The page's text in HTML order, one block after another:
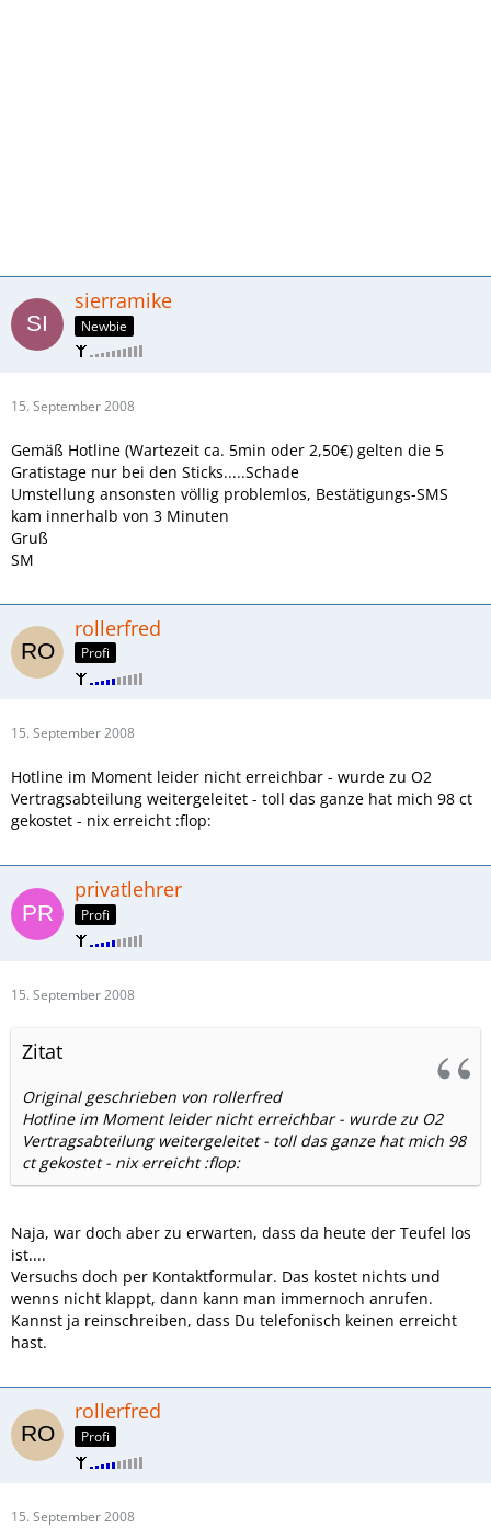
sierramike
Newbie
15. September 2008
Gemäß Hotline (Wartezeit ca. 5min oder 2,50€) gelten die 5
Gratistage nur bei den Sticks.....Schade
Umstellung ansonsten völlig problemlos, Bestätigungs-SMS
kam innerhalb von 3 Minuten
Gruß
SM
rollerfred
Profi
15. September 2008
Hotline im Moment leider nicht erreichbar - wurde zu O2
Vertragsabteilung weitergeleitet - toll das ganze hat mich 98 ct
gekostet - nix erreicht :flop:
privatlehrer
Profi
15. September 2008
Zitat
Original geschrieben von rollerfred
Hotline im Moment leider nicht erreichbar - wurde zu O2
Vertragsabteilung weitergeleitet - toll das ganze hat mich 98
ct gekostet - nix erreicht :flop:
Naja, war doch aber zu erwarten, dass da heute der Teufel los
ist....
Versuchs doch per Kontaktformular. Das kostet nichts und
wenns nicht klappt, dann kann man immernoch anrufen.
Kannst ja reinschreiben, dass Du telefonisch keinen erreicht
hast.
rollerfred
Profi
15. September 2008